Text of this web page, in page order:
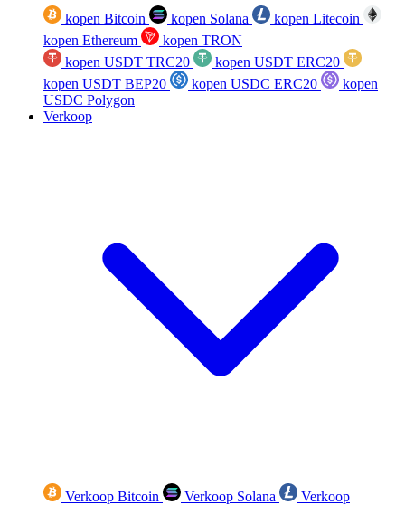
kopen Bitcoin kopen Solana
kopen Litecoin
kopen Ethereum
kopen TRON
kopen USDT TRC20
kopen USDT ERC20
kopen USDT BEP20
kopen USDC ERC20
kopen
USDC Polygon
Verkoop
Verkoop Bitcoin Verkoop Solana
Verkoop